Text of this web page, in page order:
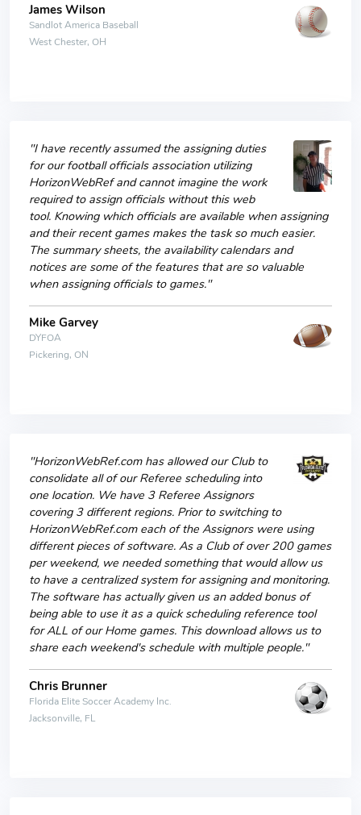
James Wilson
Sandlot America Baseball
West Chester, OH
"I have recently assumed the assigning duties
for our football officials association utilizing
HorizonWebRef and cannot imagine the work
required to assign officials without this web
tool. Knowing which officials are available when assigning
and their recent games makes the task so much easier.
The summary sheets, the availability calendars and
notices are some of the features that are so valuable
when assigning officials to games."
Mike Garvey
DYFOA
Pickering, ON
"HorizonWebRef.com has allowed our Club to
consolidate all of our Referee scheduling into
one location. We have 3 Referee Assignors
covering 3 different regions. Prior to switching to
HorizonWebRef.com each of the Assignors were using
different pieces of software. As a Club of over 200 games
per weekend, we needed something that would allow us
to have a centralized system for assigning and monitoring.
The software has actually given us an added bonus of
being able to use it as a quick scheduling reference tool
for ALL of our Home games. This download allows us to
share each weekend's schedule with multiple people."
Chris Brunner
Florida Elite Soccer Academy Inc.
Jacksonville, FL